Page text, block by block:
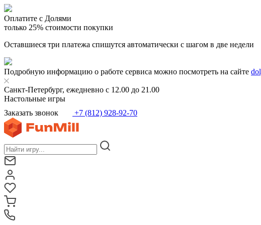
Оплатите с Долями
только 25% стоимости покупки
Оставшиеся три платежа спишутся автоматически с шагом в две недели
Подробную информацию о работе сервиса можно посмотреть на сайте
Санкт-Петербург, ежедневно с 12.00 до 21.00
Настольные игры
Заказать звонок
+7 (812) 928-92-70